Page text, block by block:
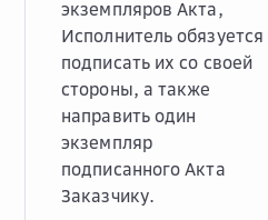
экземпляров Акта,
Исполнитель обязуется
подписать их со своей
стороны, а также
направить один
экземпляр
подписанного Акта
Заказчику.